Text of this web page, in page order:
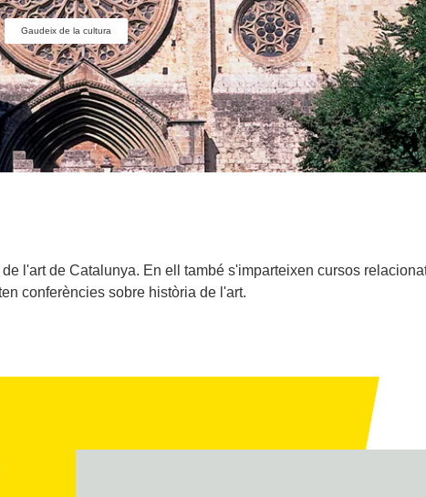
Gaudeix de la cultura
l'art de Catalunya. En ell també s'imparteixen cursos
conferències sobre història de l'art.